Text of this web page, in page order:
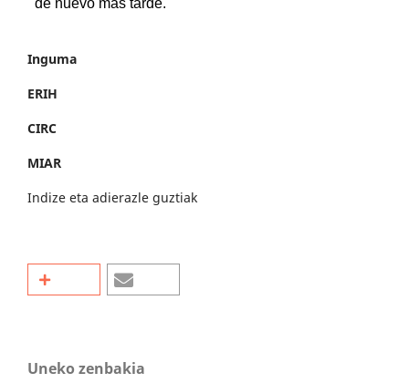
Inguma
ERIH
CIRC
MIAR
Indize eta adierazle guztiak
Uneko zenbakia